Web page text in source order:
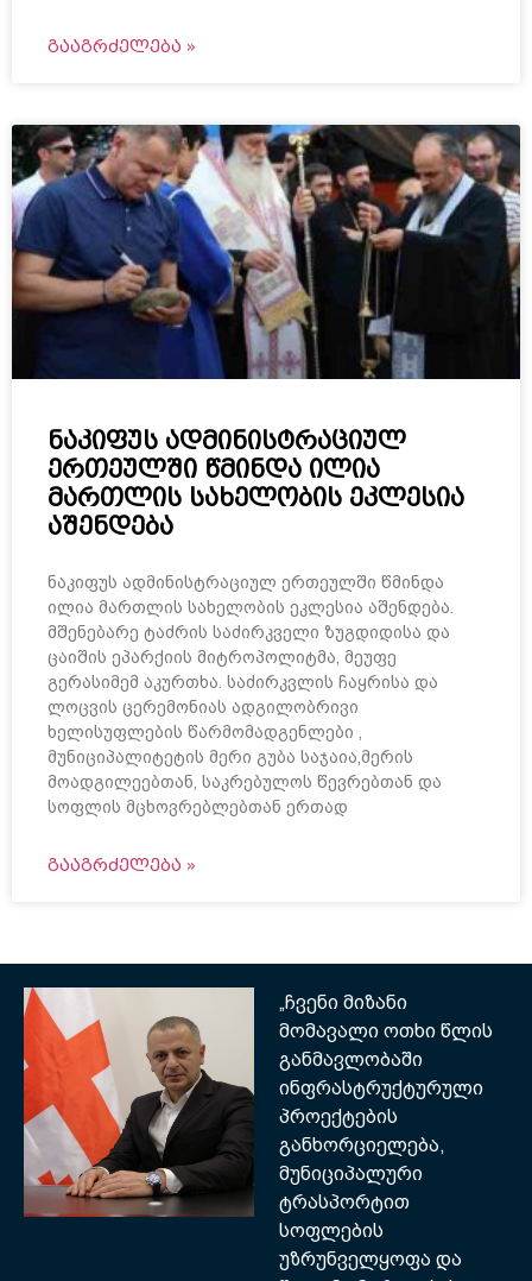
ᲒᲐᲐᲒᲠᲫᲔᲚᲔᲑᲐ »
ნაკიფუს ადმინისტრაციულ
ერთეულში წმინდა ილია
მართლის სახელობის ეკლესია
აშენდება
ნაკიფუს ადმინისტრაციულ ერთეულში წმინდა
ილია მართლის სახელობის ეკლესია აშენდება. ​
მშენებარე ტაძრის საძირკველი ზუგდიდისა და
ცაიშის ეპარქიის მიტროპოლიტმა, მეუფე
გერასიმემ აკურთხა. ​საძირკვლის ჩაყრისა და
ლოცვის ცერემონიას ადგილობრივი
ხელისუფლების წარმომადგენლები ,
მუნიციპალიტეტის მერი გუბა საჯაია,მერის
მოადგილეებთან, საკრებულოს წევრებთან და
სოფლის მცხოვრებლებთან ერთად
ᲒᲐᲐᲒᲠᲫᲔᲚᲔᲑᲐ »
„ჩვენი მიზანი
მომავალი ოთხი წლის
განმავლობაში
ინფრასტრუქტურული
პროექტების
განხორციელება,
მუნიციპალური
ტრასპორტით
სოფლების
უზრუნველყოფა და